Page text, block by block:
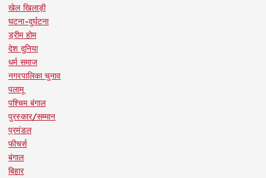
खेल खिलाड़ी
घटना-दुर्घटना
ड्रीम होम
देश दुनिया
धर्म समाज
नगरपालिका चुनाव
पलामू
पश्चिम बंगाल
पुरस्कार/सम्मान
प्रमंडल
फीचर्स
बंगाल
बिहार